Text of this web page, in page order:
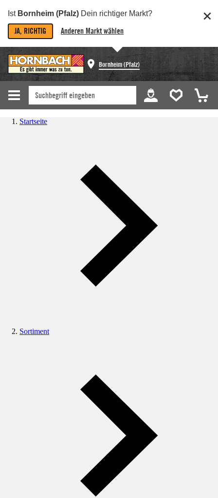
Ist Bornheim (Pfalz) Dein richtiger Markt?
JA, RICHTIG Anderen Markt wählen
Bornheim (Pfalz)
Startseite
Sortiment